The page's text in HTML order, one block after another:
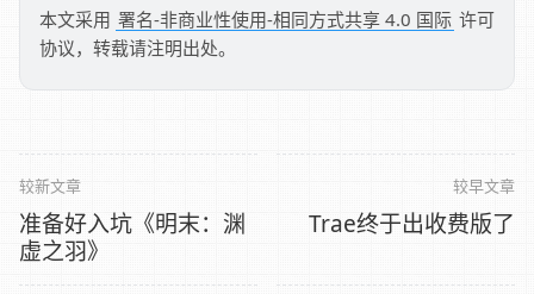
本文采用 署名-非商业性使用-相同方式共享 4.0 国际 许可
协议，转载请注明出处。
较新文章
准备好入坑《明末：渊
虚之羽》
较早文章
Trae终于出收费版了